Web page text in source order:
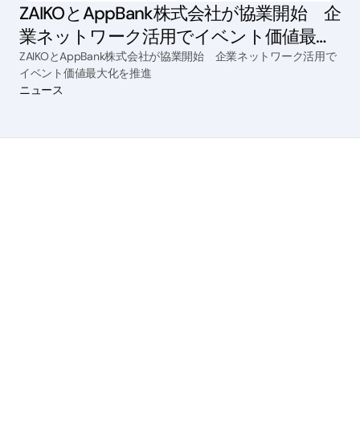
ZAIKOとAppBank株式会社が協業開始 企
業ネットワーク活用でイベント価値最大
化を推進
ZAIKOとAppBank株式会社が協業開始 企業ネットワーク活用で
イベント価値最大化を推進
ニュース